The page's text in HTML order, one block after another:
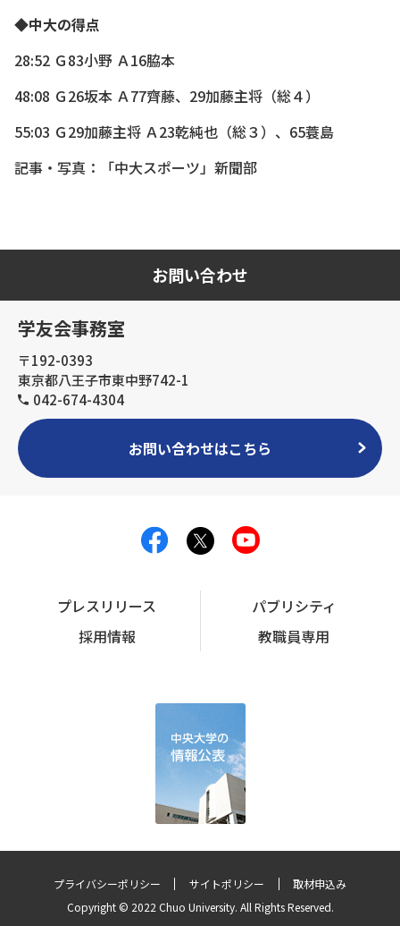
◆中大の得点
28:52 Ｇ83小野 Ａ16脇本
48:08 Ｇ26坂本 Ａ77齊藤、29加藤主将（総４）
55:03 Ｇ29加藤主将 Ａ23乾純也（総３）、65蓑島
記事・写真：「中大スポーツ」新聞部
お問い合わせ
学友会事務室
〒192-0393
東京都八王子市東中野742-1
042-674-4304
お問い合わせはこちら
プレスリリース
パブリシティ
採用情報
教職員専用
プライバシーポリシー サイトポリシー
取材申込み
Copyright © 2022 Chuo University. All Rights Reserved.